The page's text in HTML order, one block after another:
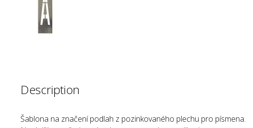
Description
Šablona na značení podlah z pozinkovaného plechu pro písmena.